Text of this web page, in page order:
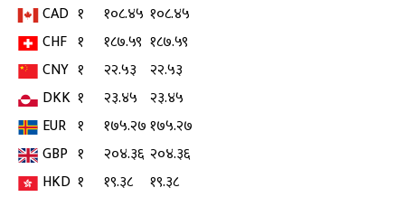
CAD १ १०८.४५ १०८.४५
CHF १ १८७.५९ १८७.५९
CNY १ २२.५३
२२.५३
DKK १ २३.४५ २३.४५
EUR १ १७५.२७१७५.२७
GBP १ २०४.३६ २०४.३६
HKD १ १९.३८
१९.३८